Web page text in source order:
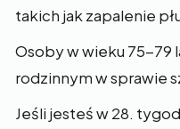
takich jak zapalenie
Osoby w wieku 75-79
rodzinnym w sprawie
Jeśli jesteś w 28.